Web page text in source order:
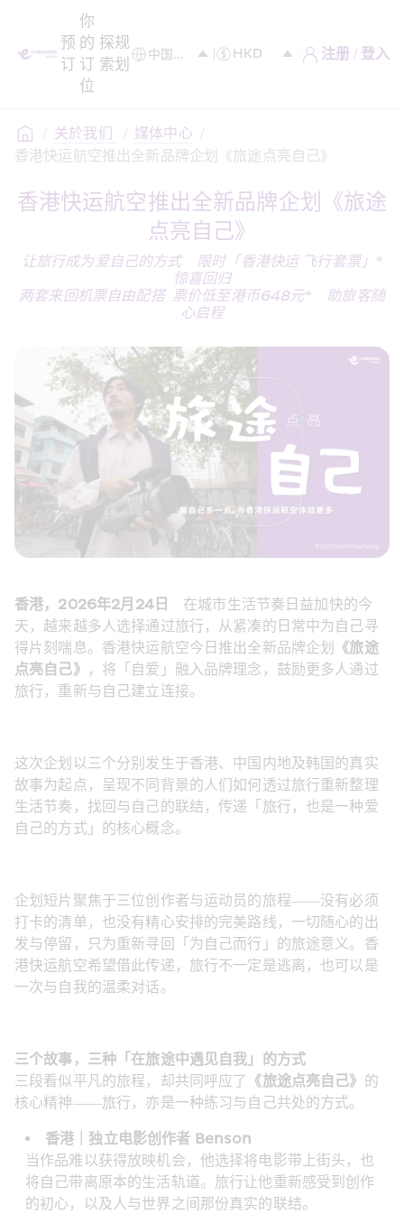
预
订
你
的
订
位
探
索
规
划
注册 / 登入
/ 关於我们 / 媒体中心 /
香港快运航空推出全新品牌企划《旅途点亮自己》
香港快运航空推出全新品牌企划《旅途
点亮自己》
让旅行成为爱自己的方式    限时「香港快运 飞行套票」*
惊喜回归
两套来回机票自由配搭  票价低至港币648元*    助旅客随
心启程
香港，2026年2月24日
在城市生活节奏日益加快的今
天，越来越多人选择通过旅行，从紧凑的日常中为自己寻
得片刻喘息。香港快运航空今日推出全新品牌企划
《旅途
点亮自己》 ，将「自爱」融入品牌理念，鼓励更多人通过
旅行，重新与自己建立连接。
这次企划以三个分别发生于香港、中国内地及韩国的真实
故事为起点，呈现不同背景的人们如何透过旅行重新整理
生活节奏，找回与自己的联结，传递「旅行，也是一种爱
自己的方式」的核心概念。
企划短片聚焦于三位创作者与运动员的旅程——没有必须
打卡的清单，也没有精心安排的完美路线，一切随心的出
发与停留，只为重新寻回「为自己而行」的旅途意义。香
港快运航空希望借此传递，旅行不一定是逃离，也可以是
一次与自我的温柔对话。
三个故事，三种「在旅途中遇见自我」的方式
三段看似平凡的旅程，却共同呼应了 《旅途点亮自己》 的
核心精神——旅行，亦是一种练习与自己共处的方式。
香港｜独立电影创作者 Benson
当作品难以获得放映机会，他选择将电影带上街头，也
将自己带离原本的生活轨道。旅行让他重新感受到创作
的初心，以及人与世界之间那份真实的联结。